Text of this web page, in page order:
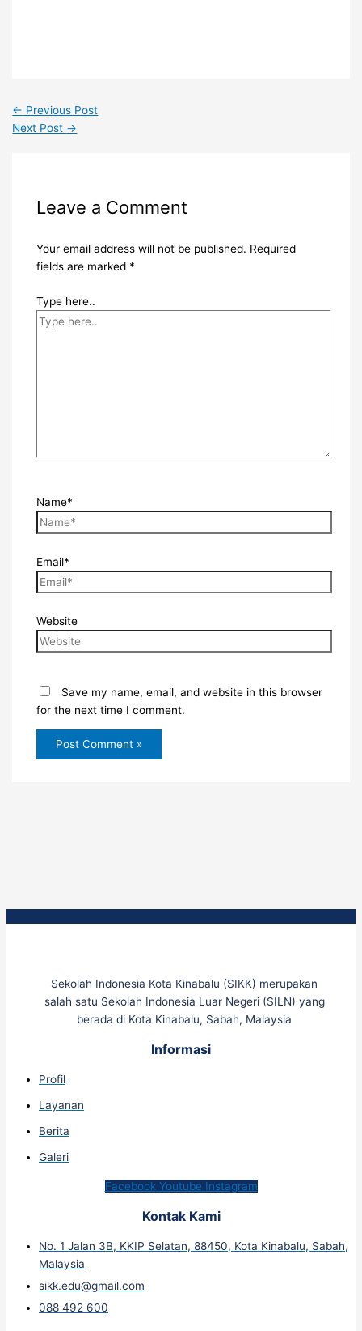
← Previous Post
Next Post →
Leave a Comment
Your email address will not be published. Required
fields are marked *
Type here..
Name*
Email*
Website
Save my name, email, and website in this browser
for the next time I comment.
Sekolah Indonesia Kota Kinabalu (SIKK) merupakan
salah satu Sekolah Indonesia Luar Negeri (SILN) yang
berada di Kota Kinabalu, Sabah, Malaysia
Informasi
Profil
Layanan
Berita
Galeri
Facebook Youtube Instagram
Kontak Kami
No. 1 Jalan 3B, KKIP Selatan, 88450, Kota Kinabalu, Sabah,
Malaysia
sikk.edu@gmail.com
088 492 600